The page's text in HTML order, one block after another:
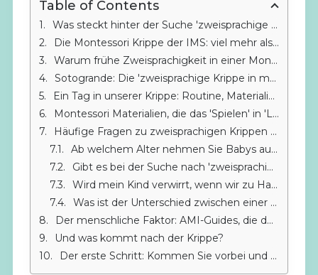
Table of Contents
Was steckt hinter der Suche 'zweisprachige Krippe in meiner Nähe'?
Die Montessori Krippe der IMS: viel mehr als eine zweisprachige Krippe
Warum frühe Zweisprachigkeit in einer Montessori Umgebung den Unterschied macht
Sotogrande: Die 'zweisprachige Krippe in meiner Nähe' für Familien aus Alcaidesa, La Línea und Gibraltar
Ein Tag in unserer Krippe: Routine, Materialien und echte Begleitung
Montessori Materialien, die das 'Spielen' in 'Lernen' verwandeln
Häufige Fragen zu zweisprachigen Krippen und Montessori
Ab welchem Alter nehmen Sie Babys auf?
Gibt es bei der Suche nach 'zweisprachige Krippe in meiner Nähe' die Möglichkeit einer verlängerten Betreuungszeit?
Wird mein Kind verwirrt, wenn wir zu Hause nur Spanisch sprechen?
Was ist der Unterschied zwischen einer normalen zweisprachigen Krippe und der Montessori Krippe?
Der menschliche Faktor: AMI-Guides, die den Unterschied machen
Und was kommt nach der Krippe?
Der erste Schritt: Kommen Sie vorbei und sehen Sie selbst